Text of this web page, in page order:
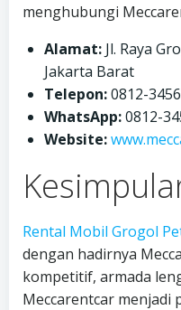
menghubungi
Alamat: Jl. Raya
Jakarta Barat
Telepon:0812-
WhatsApp:0812-
Website:
Rental Mobil Grogol
dengan hadirnya
kompetitif, armada
Meccarentcar